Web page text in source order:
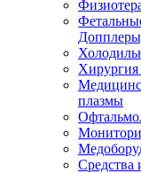
плазмы
Средства